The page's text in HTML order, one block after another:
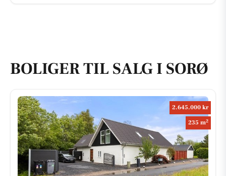
BOLIGER TIL SALG I SORØ
2.645.000 kr
235 m2